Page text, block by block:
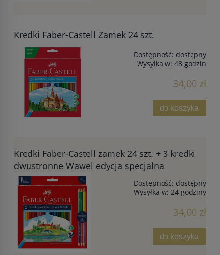
Kredki Faber-Castell Zamek 24 szt.
Dostępność: dostępny
Wysyłka w: 48 godzin
34,00 zł
do koszyka
Kredki Faber-Castell zamek 24 szt. + 3 kredki
dwustronne Wawel edycja specjalna
Dostępność: dostępny
Wysyłka w: 24 godziny
34,00 zł
do koszyka